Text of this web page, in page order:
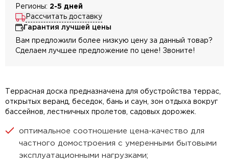
Регионы: 2-5 дней
Рассчитать доставку
Гарантия лучшей цены
Вам предложили более низкую цену за данный товар?
Сделаем лучшее предложение по цене! Звоните!
Террасная доска предназначена для обустройства террас,
открытых веранд, беседок, бань и саун, зон отдыха вокруг
бассейнов, лестничных пролетов, садовых дорожек.
оптимальное соотношение цена-качество для
частного домостроения с умеренными бытовыми
эксплуатационными нагрузками;